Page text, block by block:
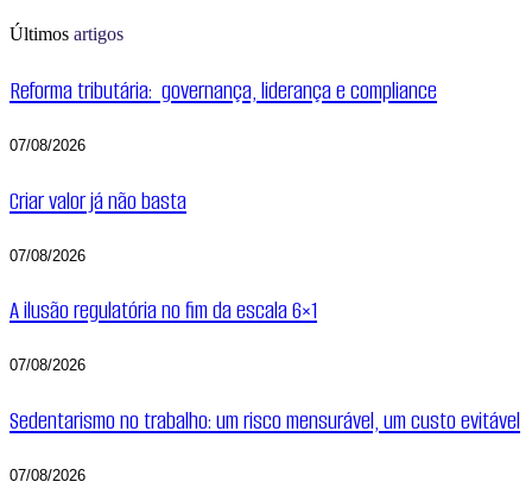
Últimos artigos
Reforma tributária: governança, liderança e compliance
07/08/2026
Criar valor já não basta
07/08/2026
A ilusão regulatória no fim da escala 6×1
07/08/2026
Sedentarismo no trabalho: um risco mensurável, um custo evitável
07/08/2026